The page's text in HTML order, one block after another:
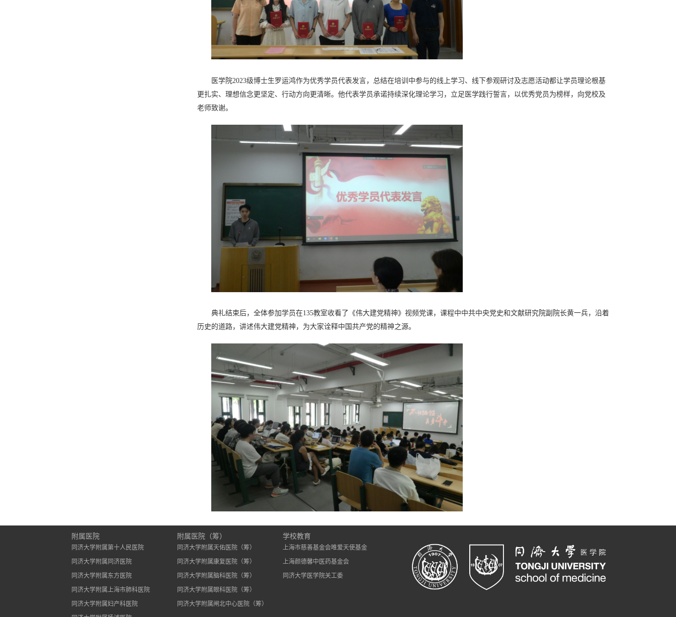
医学院2023级博士生罗运鸿作为优秀学员代表发言，总结在培训中参与的线上学习、线下参观研讨及志愿活动都让学员理论根基
更扎实、理想信念更坚定、行动方向更清晰。他代表学员承诺持续深化理论学习，立足医学践行誓言，以优秀党员为榜样，向党校及
老师致谢。
典礼结束后，全体参加学员在135教室收看了《伟大建党精神》视频党课，课程中中共中央党史和文献研究院副院长黄一兵，沿着
历史的道路，讲述伟大建党精神，为大家诠释中国共产党的精神之源。
附属医院
同济大学附属第十人民医院
同济大学附属同济医院
同济大学附属东方医院
同济大学附属上海市肺科医院
同济大学附属妇产科医院
附属医院（筹）
同济大学附属天佑医院（筹）
同济大学附属康复医院（筹）
同济大学附属脑科医院（筹）
同济大学附属眼科医院（筹）
同济大学附属闸北中心医院（筹）
学校教育
上海市慈善基金会唯爱天使基金
上海颜德馨中医药基金会
同济大学医学院关工委